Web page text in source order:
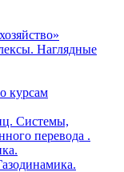
Наглядные
курсам
Системы,
перевода .